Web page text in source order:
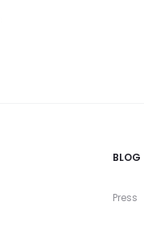
BLOG
Press